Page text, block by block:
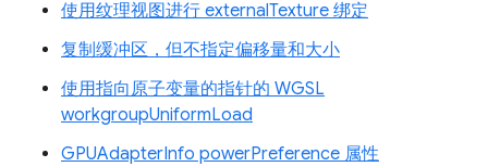
使用纹理视图进行 externalTexture 绑定
复制缓冲区，但不指定偏移量和大小
使用指向原子变量的指针的 WGSL
workgroupUniformLoad
GPUAdapterInfo powerPreference 属性